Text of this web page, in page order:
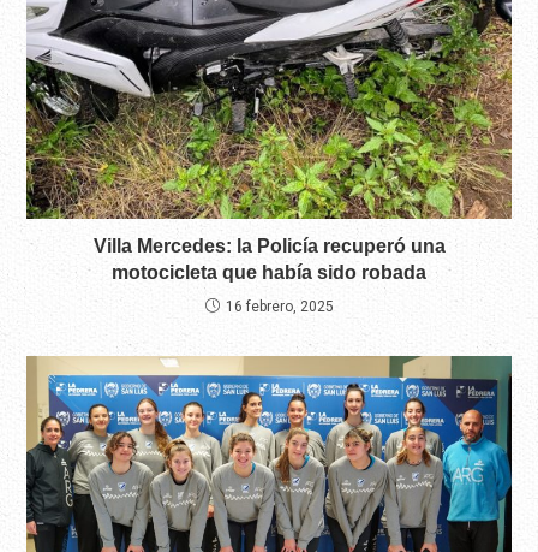
Villa Mercedes: la Policía recuperó una
motocicleta que había sido robada
16 febrero, 2025